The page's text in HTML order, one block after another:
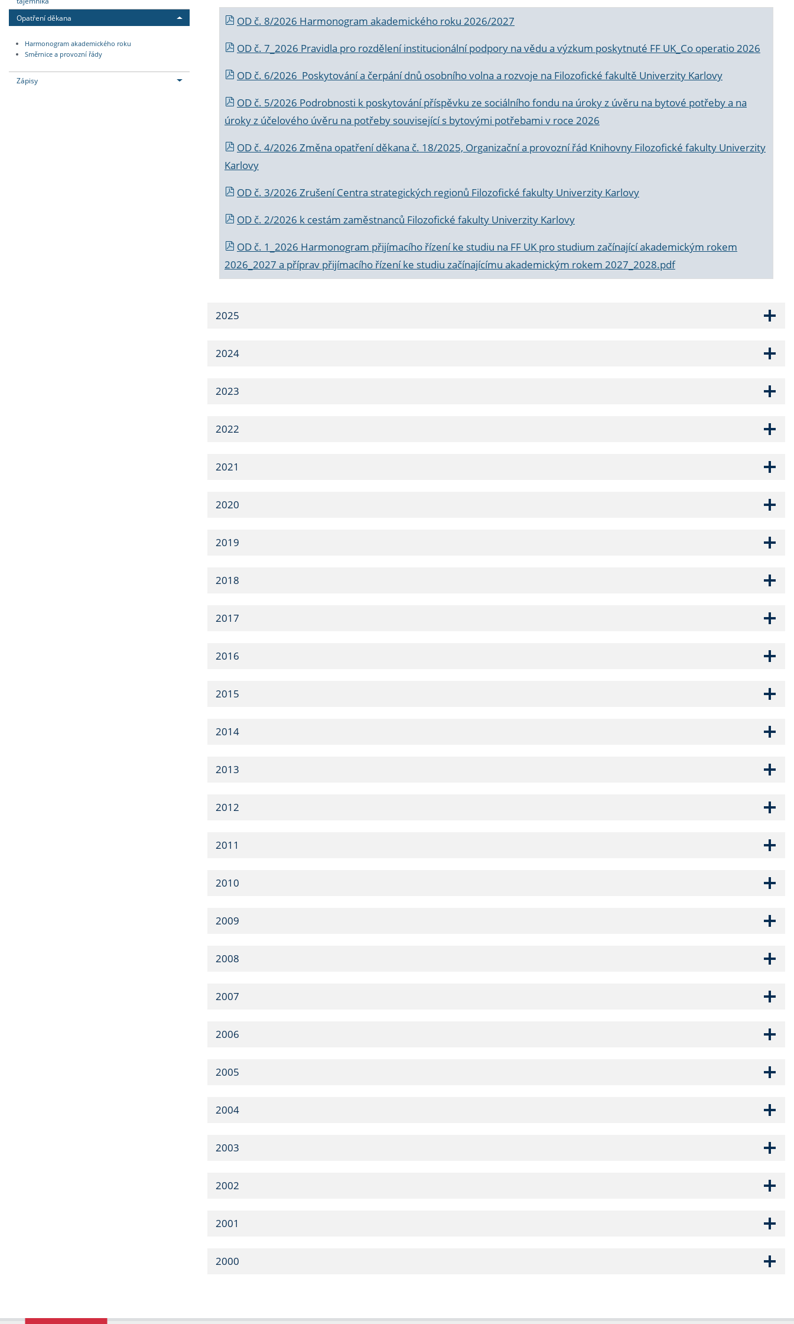
Opatření děkana
Harmonogram akademického roku
Směrnice a provozní řády
Zápisy
OD č. 8/2026 Harmonogram akademického roku 2026/2027
OD č. 7_2026 Pravidla pro rozdělení institucionální podpory na vědu a výzkum poskytnuté FF UK_Co operatio 2026
OD č. 6/2026 Poskytování a čerpání dnů osobního volna a rozvoje na Filozofické fakultě Univerzity Karlovy
OD č. 5/2026 Podrobnosti k poskytování příspěvku ze sociálního fondu na úroky z úvěru na bytové potřeby a na
úroky z účelového úvěru na potřeby související s bytovými potřebami v roce 2026
OD č. 4/2026 Změna opatření děkana č. 18/2025, Organizační a provozní řád Knihovny Filozofické fakulty Univerzity
Karlovy
OD č. 3/2026 Zrušení Centra strategických regionů Filozofické fakulty Univerzity Karlovy
OD č. 2/2026 k cestám zaměstnanců Filozofické fakulty Univerzity Karlovy
OD č. 1_2026 Harmonogram přijímacího řízení ke studiu na FF UK pro studium začínající akademickým rokem
2026_2027 a příprav přijímacího řízení ke studiu začínajícímu akademickým rokem 2027_2028.pdf
2025
2024
2023
2022
2021
2020
2019
2018
2017
2016
2015
2014
2013
2012
2011
2010
2009
2008
2007
2006
2005
2004
2003
2002
2001
2000